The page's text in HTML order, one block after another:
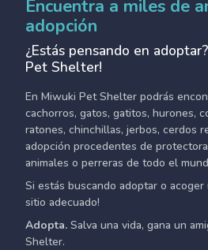
Encuentra a miles de
adopción
¿Estás pensando en
Pet Shelter!
En Miwuki Pet Shelter podrás
cachorros, gatos, gatitos, hurones,
ratones, chinchillas, jerbos, cerdos
adopción procedentes de
animales o perreras de todo el
Si estás buscando adoptar o acoger
sitio adecuado!
Adopta. Salva una vida, gana un
Shelter.